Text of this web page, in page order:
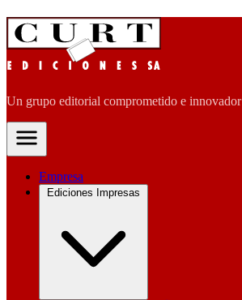
Un grupo editorial comprometido e innovador
Empresa
Ediciones Impresas